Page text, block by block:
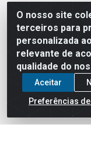
O nosso site
terceiros para
personalizada
relevante de
qualidade do
Aceitar
Preferências
Horário de